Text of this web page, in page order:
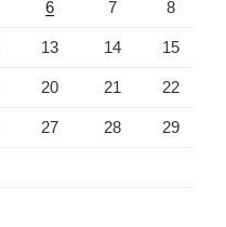
6 7 8
13 14 15
20 21 22
27 28 29